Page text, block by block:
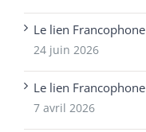
Le lien
24 juin 2026
Le lien
7 avril 2026